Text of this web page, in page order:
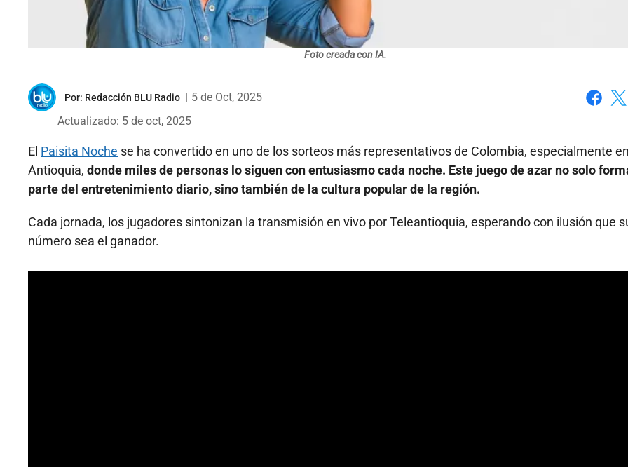
Foto creada con IA.
Por: Redacción BLU Radio
5 de Oct, 2025
Actualizado: 5 de oct, 2025
El Paisita Noche se ha convertido en uno de los sorteos más representativos de Colombia, especialmente en
Antioquia, donde miles de personas lo siguen con entusiasmo cada noche. Este juego de azar no solo
parte del entretenimiento diario, sino también de la cultura popular de la región.
Cada jornada, los jugadores sintonizan la transmisión en vivo por Teleantioquia, esperando con ilusión que
número sea el ganador.